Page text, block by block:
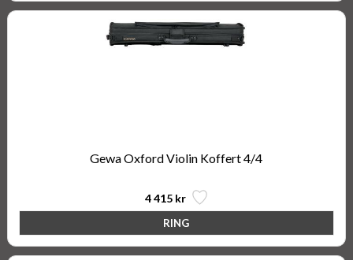
Gewa Oxford Violin Koffert 4/4
4 415 kr